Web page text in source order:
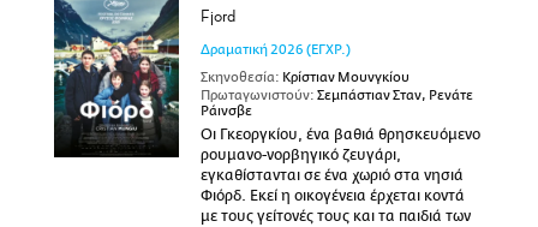
Fjord
Δραματική 2026 (ΕΓΧΡ.)
Σκηνοθεσία: Κρίστιαν Μουνγκίου
Πρωταγωνιστούν: Σεμπάστιαν Σταν, Ρενάτε
Ράινσβε
Οι Γκεοργκίου, ένα βαθιά θρησκευόμενο
ρουμανο-νορβηγικό ζευγάρι,
εγκαθίστανται σε ένα χωριό στα νησιά
Φιόρδ. Εκεί η οικογένεια έρχεται κοντά
με τους γείτονές τους και τα παιδιά των